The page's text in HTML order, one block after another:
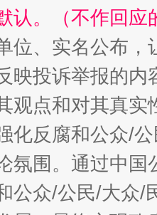
认。（不作回应
位、实名公布
映投诉举报的
观点和对其真实
化反腐和公众/
氛围。通过中
公众/公民/大众/